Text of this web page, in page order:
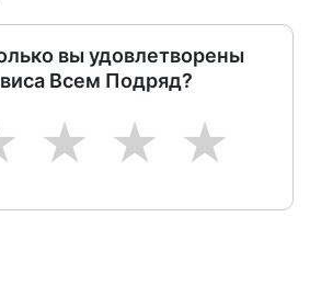
вы удовлетворены
Всем Подряд?
5
4
3